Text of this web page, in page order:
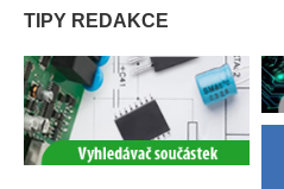
TIPY REDAKCE